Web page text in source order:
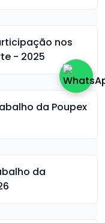
nos
- 2025
da Poupex
da